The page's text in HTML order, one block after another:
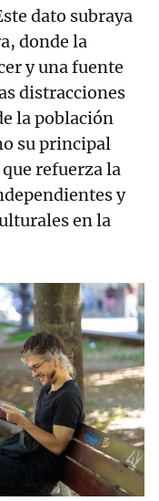
dato subraya
donde la
y una fuente
distracciones
la población
su principal
refuerza la
y
en la